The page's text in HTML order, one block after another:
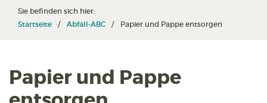
Sie befinden sich hier:
Startseite
Abfall-ABC Papier und Pappe entsorgen
Papier und Pappe